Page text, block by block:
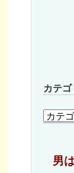
カテゴ
カ
テ
男